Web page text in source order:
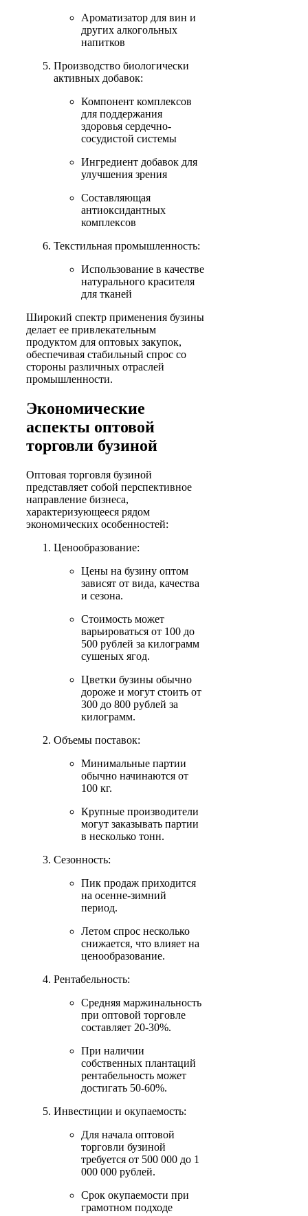
Ароматизатор для вин и
других алкогольных
напитков
Производство биологически
активных добавок:
Компонент комплексов
для поддержания
здоровья сердечно-
сосудистой системы
Ингредиент добавок для
улучшения зрения
Составляющая
антиоксидантных
комплексов
Текстильная промышленность:
Использование в качестве
натурального красителя
для тканей
Широкий спектр применения бузины
делает ее привлекательным
продуктом для оптовых закупок,
обеспечивая стабильный спрос со
стороны различных отраслей
промышленности.
Экономические
аспекты оптовой
торговли бузиной
Оптовая торговля бузиной
представляет собой перспективное
направление бизнеса,
характеризующееся рядом
экономических особенностей:
Ценообразование:
Цены на бузину оптом
зависят от вида, качества
и сезона.
Стоимость может
варьироваться от 100 до
500 рублей за килограмм
сушеных ягод.
Цветки бузины обычно
дороже и могут стоить от
300 до 800 рублей за
килограмм.
Объемы поставок:
Минимальные партии
обычно начинаются от
100 кг.
Крупные производители
могут заказывать партии
в несколько тонн.
Сезонность:
Пик продаж приходится
на осенне-зимний
период.
Летом спрос несколько
снижается, что влияет на
ценообразование.
Рентабельность:
Средняя маржинальность
при оптовой торговле
составляет 20-30%.
При наличии
собственных плантаций
рентабельность может
достигать 50-60%.
Инвестиции и окупаемость:
Для начала оптовой
торговли бузиной
требуется от 500 000 до 1
000 000 рублей.
Срок окупаемости при
грамотном подходе